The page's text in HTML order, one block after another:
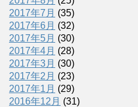
2017年7月 (35)
2017年6月 (32)
2017年5月 (30)
2017年4月 (28)
2017年3月 (30)
2017年2月 (23)
2017年1月 (29)
2016年12月 (31)